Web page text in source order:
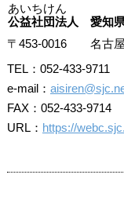
あいちけん
公益社団法人 愛知
〒453-0016 名古
TEL：052-433-9711
e-mail：
FAX：052-433-9714
URL： https://